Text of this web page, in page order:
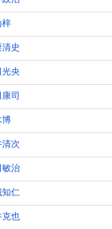
梓
史
光央
司
博
清次
敏治
知仁
克也